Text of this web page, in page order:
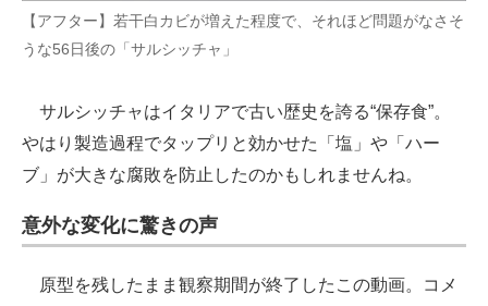
【アフター】若干白カビが増えた程度で、それほど問題がなさそ
うな56日後の「サルシッチャ」
サルシッチャはイタリアで古い歴史を誇る“保存食”。
やはり製造過程でタップリと効かせた「塩」や「ハー
ブ」が大きな腐敗を防止したのかもしれませんね。
意外な変化に驚きの声
原型を残したまま観察期間が終了したこの動画。コメ